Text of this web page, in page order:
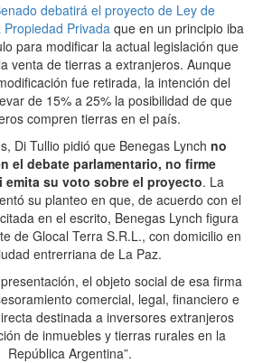
debatirá el proyecto de Ley de
Privada que en un principio iba
para modificar la actual legislación que
venta de tierras a extranjeros. Aunque
fue retirada, la intención del
de 15% a 25% la posibilidad de que
compren tierras en el país.
Di Tullio pidió que Benegas Lynch no
el debate parlamentario, no firme
emita su voto sobre el proyecto. La
su planteo en que, de acuerdo con el
en el escrito, Benegas Lynch figura
de Glocal Terra S.R.L., con domicilio en
entrerriana de La Paz.
el objeto social de esa firma
comercial, legal, financiero e
destinada a inversores extranjeros
de inmuebles y tierras rurales en la
República Argentina”.